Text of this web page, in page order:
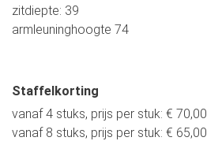
zitdiepte: 39
armleuninghoogte 74
Staffelkorting
vanaf 4 stuks, prijs per stuk: € 70,00
vanaf 8 stuks, prijs per stuk: € 65,00